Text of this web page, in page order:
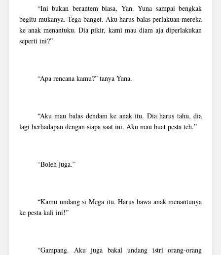
“Ini bukan berantem biasa, Yan. Yuna sampai bengkak
begitu mukanya. Tega banget. Aku harus balas perlakuan mereka
ke anak menantuku. Dia pikir, kami mau diam aja diperlakukan
seperti ini?”
“Apa rencana kamu?” tanya Yana.
“Aku mau balas dendam ke anak itu. Dia harus tahu, dia
lagi berhadapan dengan siapa saat ini. Aku mau buat pesta teh.”
“Boleh juga.”
“Kamu undang si Mega itu. Harus bawa anak menantunya
ke pesta kali ini!”
“Gampang. Aku juga bakal undang istri orang-orang